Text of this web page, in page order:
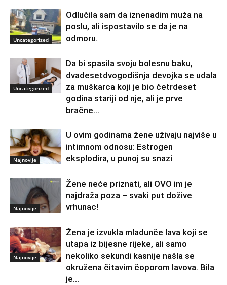
Uncategorized
Odlučila sam da iznenadim muža na
poslu, ali ispostavilo se da je na
odmoru.
Uncategorized
Da bi spasila svoju bolesnu baku,
dvadesetdvogodišnja devojka se udala
za muškarca koji je bio četrdeset
godina stariji od nje, ali je prve
bračne...
Najnovije
U ovim godinama žene uživaju najviše u
intimnom odnosu: Estrogen
eksplodira, u punoj su snazi
Najnovije
Žene neće priznati, ali OVO im je
najdraža poza – svaki put dožive
vrhunac!
Najnovije
Žena je izvukla mladunče lava koji se
utapa iz bijesne rijeke, ali samo
nekoliko sekundi kasnije našla se
okružena čitavim čoporom lavova. Bila
je...